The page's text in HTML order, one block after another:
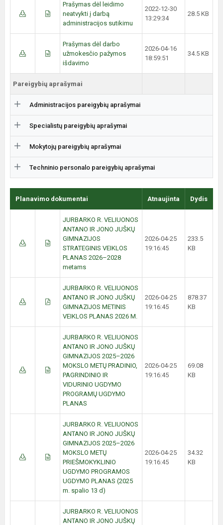
Prašymas dėl leidimo
neatvykti į darbą
administracijos sutikimu
2022-12-30
13:29:34
28.5 KB
Prašymas dėl darbo
užmokesčio pažymos
išdavimo
2026-04-16
18:59:51
34.5 KB
Pareigybių aprašymai
Administracijos pareigybių aprašymai
Specialistų pareigybių aprašymai
Mokytojų pareigybių aprašymai
Techninio personalo pareigybių aprašymai
Planavimo dokumentai Atnaujinta Dydis
JURBARKO R. VELIUONOS
ANTANO IR JONO JUŠKŲ
GIMNAZIJOS
STRATEGINIS VEIKLOS
PLANAS 2026–2028
metams
2026-04-25
19:16:45
233.5
KB
JURBARKO R. VELIUONOS
ANTANO IR JONO JUŠKŲ
GIMNAZIJOS METINIS
VEIKLOS PLANAS 2026 M.
2026-04-25
19:16:45
878.37
KB
JURBARKO R. VELIUONOS
ANTANO IR JONO JUŠKŲ
GIMNAZIJOS 2025–2026
MOKSLO METŲ PRADINIO,
PAGRINDINIO IR
VIDURINIO UGDYMO
PROGRAMŲ UGDYMO
PLANAS
2026-04-25
19:16:45
69.08
KB
JURBARKO R. VELIUONOS
ANTANO IR JONO JUŠKŲ
GIMNAZIJOS 2025–2026
MOKSLO METŲ
PRIEŠMOKYKLINIO
UGDYMO PROGRAMOS
UGDYMO PLANAS (2025
m. spalio 13 d)
2026-04-25
19:16:45
34.32
KB
JURBARKO R. VELIUONOS
ANTANO IR JONO JUŠKŲ